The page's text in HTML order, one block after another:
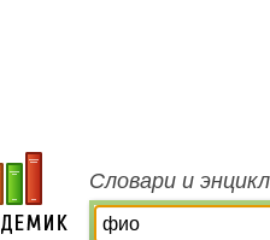
Словари и